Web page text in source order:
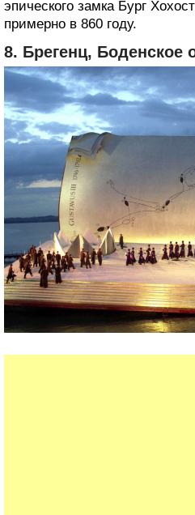
эпического замка Бург
примерно в 860 году.
8. Брегенц, Боденское